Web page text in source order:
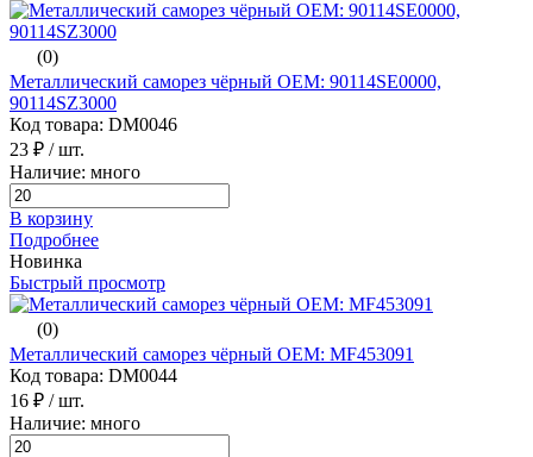
(0)
Металлический саморез чёрный ОЕМ: 90114SE0000,
90114SZ3000
Код товара: DM0046
23 ₽ / шт.
Наличие: много
В корзину
Подробнее
Новинка
Быстрый просмотр
(0)
Металлический саморез чёрный ОЕМ: MF453091
Код товара: DM0044
16 ₽ / шт.
Наличие: много